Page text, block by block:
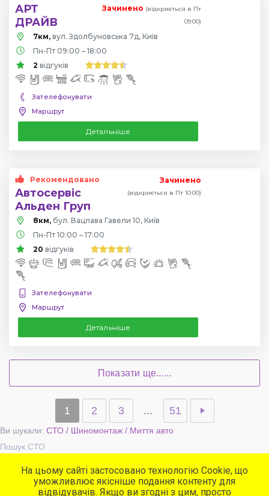
АРТ
ДРАЙВ
Зачинено (відкриється в Пт
09:00)
7км, вул. Здолбуновська 7д, Київ
Пн-Пт 09:00 – 18:00
2 відгуків
Зателефонувати
Маршрут
Детальніше
Рекомендовано
Автосервіс
Альден Груп
Зачинено
(відкриється в Пт 10:00)
8км, бул. Вацлава Гавели 10, Київ
Пн-Пт 10:00 – 17:00
20 відгуків
Зателефонувати
Маршрут
Детальніше
Показати ще......
1 2 3 ... 51
Ви шукали: СТО / Шиномонтаж / Миття авто
Пошук СТО
Популярні сервіси
СТО
На цьому сайті застосовано технологію Cookie, що
уможливлює якісніше подання контенту для
відвідувачів. Якщо ви згодні з цим, просто